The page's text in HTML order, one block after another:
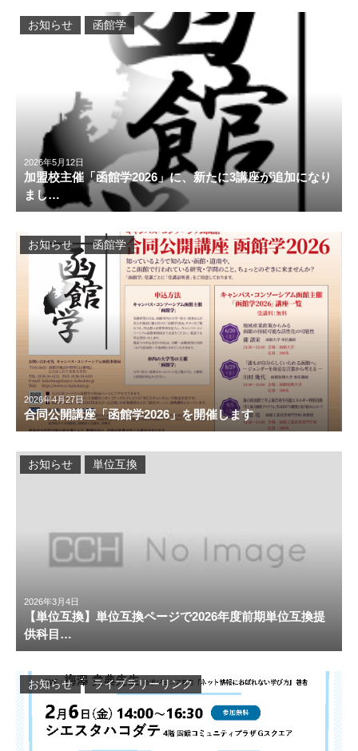
2026年5月12日
加盟校主催「函館学2026」に、新たに3講座が追加になり
まし…
お知らせ 函館学
2026年4月27日
合同公開講座「函館学2026」を開催します
お知らせ 函館学
2026年3月4日
【単位互換】単位互換ページで2026年度前期単位互換提
供科目…
お知らせ 単位互換
お知らせ ライブラリーリンク